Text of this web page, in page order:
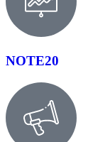
NOTE20